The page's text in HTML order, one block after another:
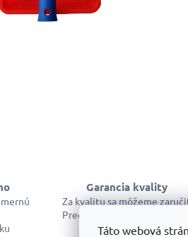
Táto webová
Garancia kvality
Za kvalitu sa môžeme
Predĺžená záruka na 10 rokov